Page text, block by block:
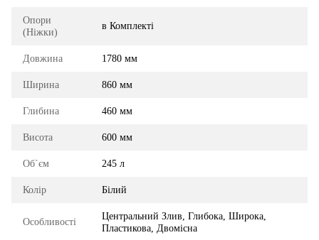
Опори
(Ніжки)
в Комплекті
Довжина 1780 мм
Ширина 860 мм
Глибина 460 мм
Висота 600 мм
Об`єм 245 л
Колір Білий
Особливості
Центральний Злив, Глибока, Широка,
Пластикова, Двомісна